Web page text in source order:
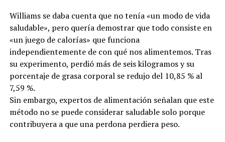
Williams se daba cuenta que no tenía «un modo de vida
saludable», pero quería demostrar que todo consiste en
«un juego de calorías» que funciona
independientemente de con qué nos alimentemos. Tras
su experimento, perdió más de seis kilogramos y su
porcentaje de grasa corporal se redujo del 10,85 % al
7,59 %.
Sin embargo, expertos de alimentación señalan que este
método no se puede considerar saludable solo porque
contribuyera a que una perdona perdiera peso.